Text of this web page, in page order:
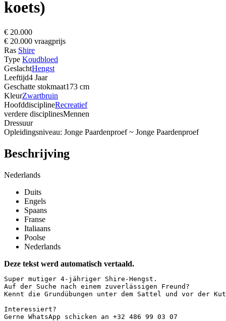
koets)
€ 20.000
€ 20.000 vraagprijs
Ras Shire
Type Koudbloed
GeslachtHengst
Leeftijd4 Jaar
Geschatte stokmaat173 cm
KleurZwartbruin
HoofddisciplineRecreatief
verdere disciplinesMennen
Dressuur
Opleidingsniveau: Jonge Paardenproef ~ Jonge Paardenproef
Beschrijving
Nederlands
Duits
Engels
Spaans
Franse
Italiaans
Poolse
Nederlands
Deze tekst werd automatisch vertaald.
Super mutiger 4-jähriger Shire-Hengst.
Auf der Suche nach einem zuverlässigen Freund?
Kennt die Grundübungen unter dem Sattel und vor der
Interessiert?
Gerne WhatsApp schicken an +32 486 99 03 07